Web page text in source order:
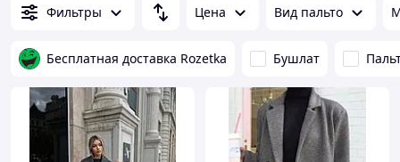
Фильтры Цена Вид пальто
Бесплатная доставка Rozetka Бушлат